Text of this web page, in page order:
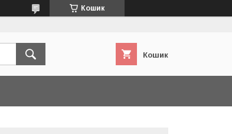
Кошик
Кошик